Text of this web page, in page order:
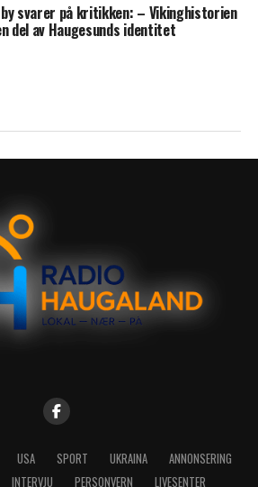
svarer på kritikken: – Vikinghistorien
del av Haugesunds identitet
USA SPORT UKRAINA
ANNONSERING
INTERVJU PERSONVERN LIVESENTER